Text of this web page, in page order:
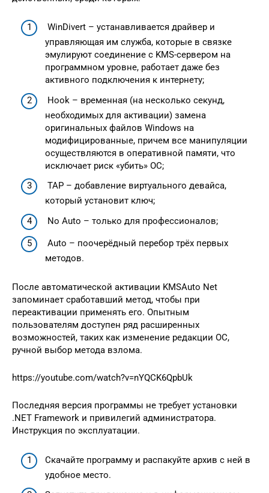
WinDivert – устанавливается драйвер и
управляющая им служба, которые в связке
эмулируют соединение с KMS-сервером на
программном уровне, работает даже без
активного подключения к интернету;
Hook – временная (на несколько секунд,
необходимых для активации) замена
оригинальных файлов Windows на
модифицированные, причем все манипуляции
осуществляются в оперативной памяти, что
исключает риск «убить» ОС;
TAP – добавление виртуального девайса,
который установит ключ;
No Auto – только для профессионалов;
Auto – поочерёдный перебор трёх первых
методов.
После автоматической активации KMSAuto Net
запоминает сработавший метод, чтобы при
переактивации применять его. Опытным
пользователям доступен ряд расширенных
возможностей, таких как изменение редакции ОС,
ручной выбор метода взлома.
https://youtube.com/watch?v=nYQCK6QpbUk
Последняя версия программы не требует установки
.NET Framework и привилегий администратора.
Инструкция по эксплуатации.
Скачайте программу и распакуйте архив с ней в
удобное место.